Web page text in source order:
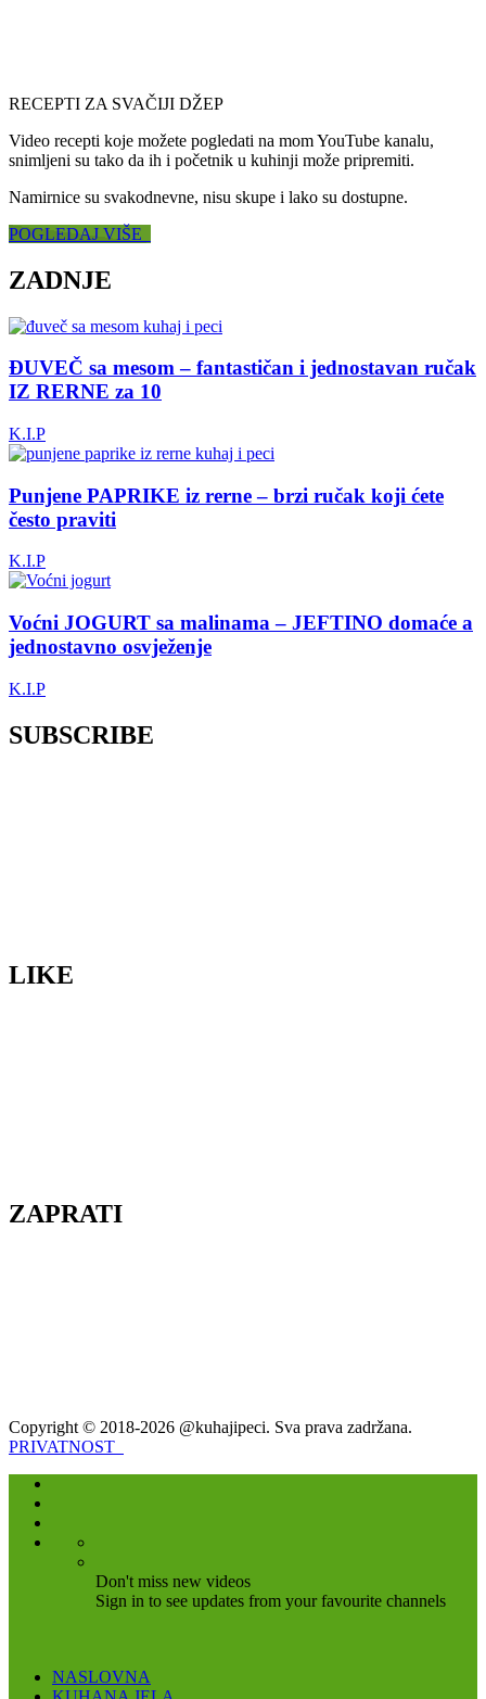
RECEPTI ZA SVAČIJI DŽEP
Video recepti koje možete pogledati na mom YouTube kanalu,
snimljeni su tako da ih i početnik u kuhinji može pripremiti.
Namirnice su svakodnevne, nisu skupe i lako su dostupne.
POGLEDAJ VIŠE
ZADNJE
ĐUVEČ sa mesom – fantastičan i jednostavan ručak
IZ RERNE za 10
K.I.P
Punjene PAPRIKE iz rerne – brzi ručak koji ćete
često praviti
K.I.P
Voćni JOGURT sa malinama – JEFTINO domaće a
jednostavno osvježenje
K.I.P
SUBSCRIBE
LIKE
ZAPRATI
Copyright © 2018-2026 @kuhajipeci. Sva prava zadržana.
PRIVATNOST
Don't miss new videos
Sign in to see updates from your favourite channels
NASLOVNA